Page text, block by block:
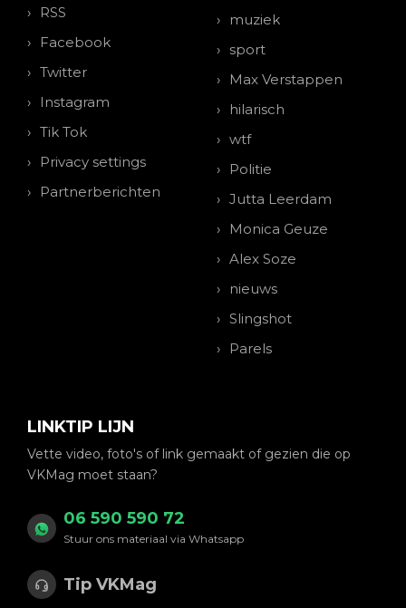
RSS
Facebook
Twitter
Instagram
Tik Tok
Privacy settings
Partnerberichten
muziek
sport
Max Verstappen
hilarisch
wtf
Politie
Jutta Leerdam
Monica Geuze
Alex Soze
nieuws
Slingshot
Parels
LINKTIP LIJN
Vette video, foto's of link gemaakt of gezien die op
VKMag moet staan?
06 590 590 72
Stuur ons materiaal via Whatsapp
Tip VKMag